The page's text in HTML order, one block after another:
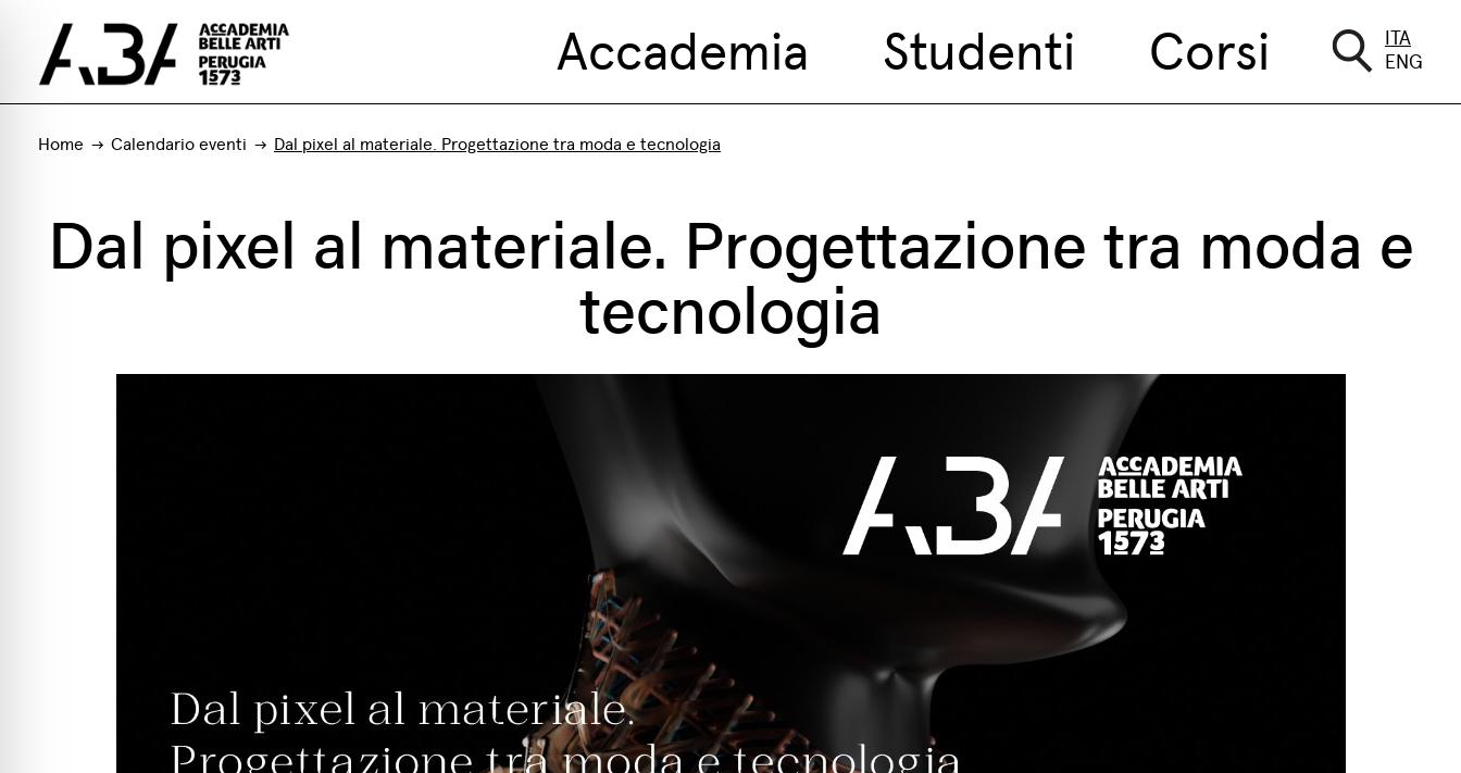
ITA
ENG
Accademia Studenti Corsi
Home Calendario eventi Dal pixel al materiale. Progettazione tra moda e tecnologia
Dal pixel al materiale. Progettazione tra moda e
tecnologia